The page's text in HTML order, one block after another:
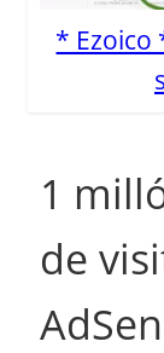
* Ezoico
1
de